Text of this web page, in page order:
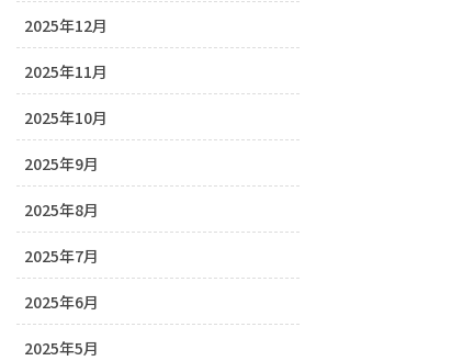
2025年12月
2025年11月
2025年10月
2025年9月
2025年8月
2025年7月
2025年6月
2025年5月